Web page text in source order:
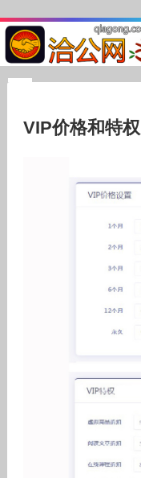
VIP价格和特权